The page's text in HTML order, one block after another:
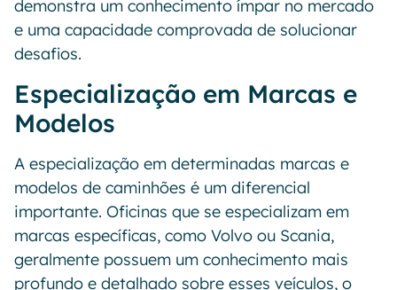
demonstra um conhecimento ímpar no mercado
e uma capacidade comprovada de solucionar
desafios.
Especialização em Marcas e
Modelos
A especialização em determinadas marcas e
modelos de caminhões é um diferencial
importante. Oficinas que se especializam em
marcas específicas, como Volvo ou Scania,
geralmente possuem um conhecimento mais
profundo e detalhado sobre esses veículos, o